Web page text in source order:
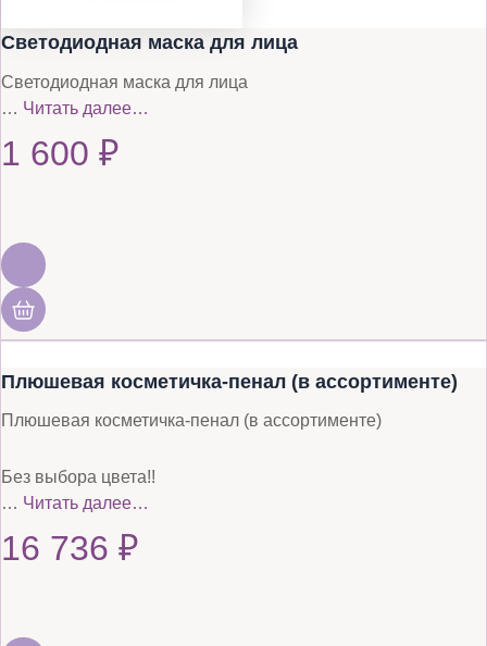
Светодиодная маска для лица
Светодиодная маска для лица
… Читать далее…
1 600 ₽
Плюшевая косметичка-пенал (в ассортименте)
Плюшевая косметичка-пенал (в ассортименте)
Без выбора цвета!!
… Читать далее…
16 736 ₽